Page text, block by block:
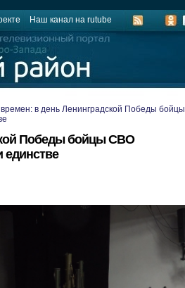
Наш канал на rutube
в день Ленинградской Победы бойцы
Победы бойцы СВО
единстве